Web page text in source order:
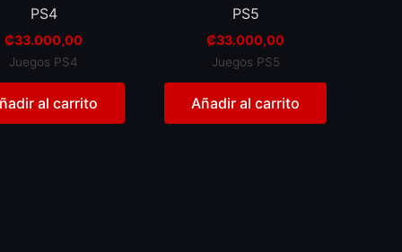
PS4
₡33.000,00
Juegos PS4
al carrito
PS5
₡33.000,00
Juegos PS5
Añadir al carrito